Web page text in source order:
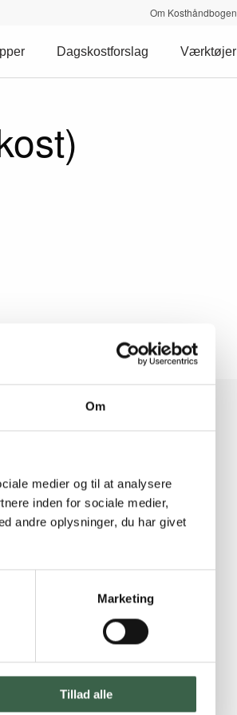
Om
medier og til at analysere
inden for sociale medier,
andre oplysninger, du har givet
Marketing
Tillad alle
Om Kosthåndbogen
Dagskostforslag Værktøjer